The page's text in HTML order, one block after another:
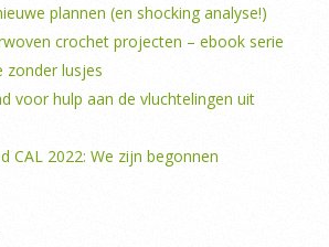
plannen (en shocking analyse!)
crochet projecten – ebook serie
zonder lusjes
voor hulp aan de vluchtelingen uit
CAL 2022: We zijn begonnen